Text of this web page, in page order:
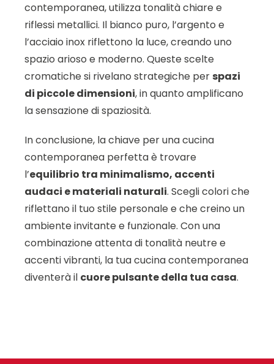
contemporanea, utilizza tonalità chiare e
riflessi metallici. Il bianco puro, l’argento e
l’acciaio inox riflettono la luce, creando uno
spazio arioso e moderno. Queste scelte
cromatiche si rivelano strategiche per spazi
di piccole dimensioni, in quanto amplificano
la sensazione di spaziosità.
In conclusione, la chiave per una cucina
contemporanea perfetta è trovare
l’equilibrio tra minimalismo, accenti
audaci e materiali naturali. Scegli colori che
riflettano il tuo stile personale e che creino un
ambiente invitante e funzionale. Con una
combinazione attenta di tonalità neutre e
accenti vibranti, la tua cucina contemporanea
diventerà il cuore pulsante della tua casa.